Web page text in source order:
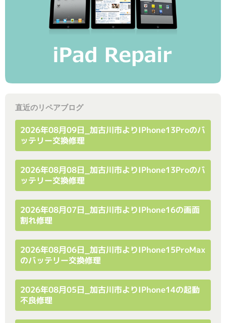
直近のリペアブログ
2026年08月09日_加古川市よりiPhone13Proのバ
ッテリー交換修理
2026年08月08日_加古川市よりiPhone13Proのバ
ッテリー交換修理
2026年08月07日_加古川市よりiPhone16の画面
割れ修理
2026年08月06日_加古川市よりiPhone15ProMax
のバッテリー交換修理
2026年08月05日_加古川市よりiPhone14の起動
不良修理